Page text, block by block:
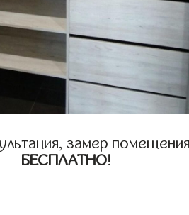
замер
БЕСПЛАТНО!